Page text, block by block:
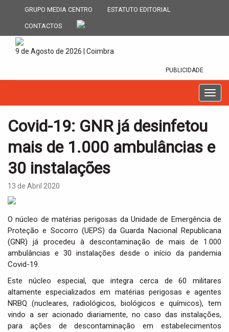
GRUPO MEDIA CENTRO ESTATUTO EDITORIAL
CONTACTOS
9 de Agosto de 2026 | Coimbra
PUBLICIDADE
T
o
e
t
i
o
n
Covid-19: GNR já desinfetou
mais de 1.000 ambulâncias e
30 instalações
13 de Abril 2020
O núcleo de matérias perigosas da Unidade de Emergência de
Proteção e Socorro (UEPS) da Guarda Nacional Republicana
(GNR) já procedeu à descontaminação de mais de 1.000
ambulâncias e 30 instalações desde o início da pandemia
Covid-19.
Este núcleo especial, que integra cerca de 60 militares
altamente especializados em matérias perigosas e agentes
NRBQ (nucleares, radiológicos, biológicos e químicos), tem
vindo a ser acionado diariamente, no caso das instalações,
para ações de descontaminação em estabelecimentos